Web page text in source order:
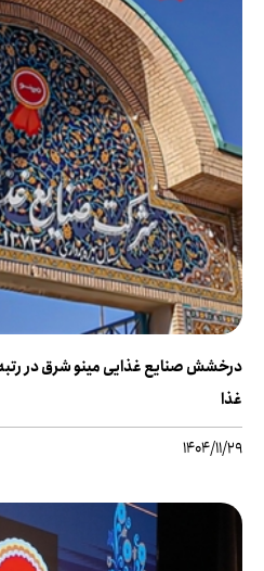
درخشش صنایع غذایی مینو شرق در
غذا
1404/11/29